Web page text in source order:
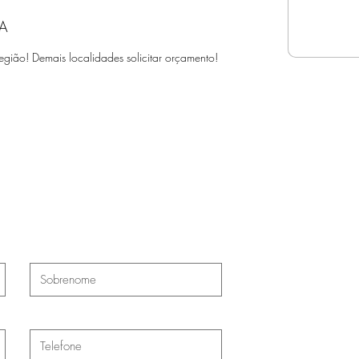
Demais localidades solicitar orçamento!